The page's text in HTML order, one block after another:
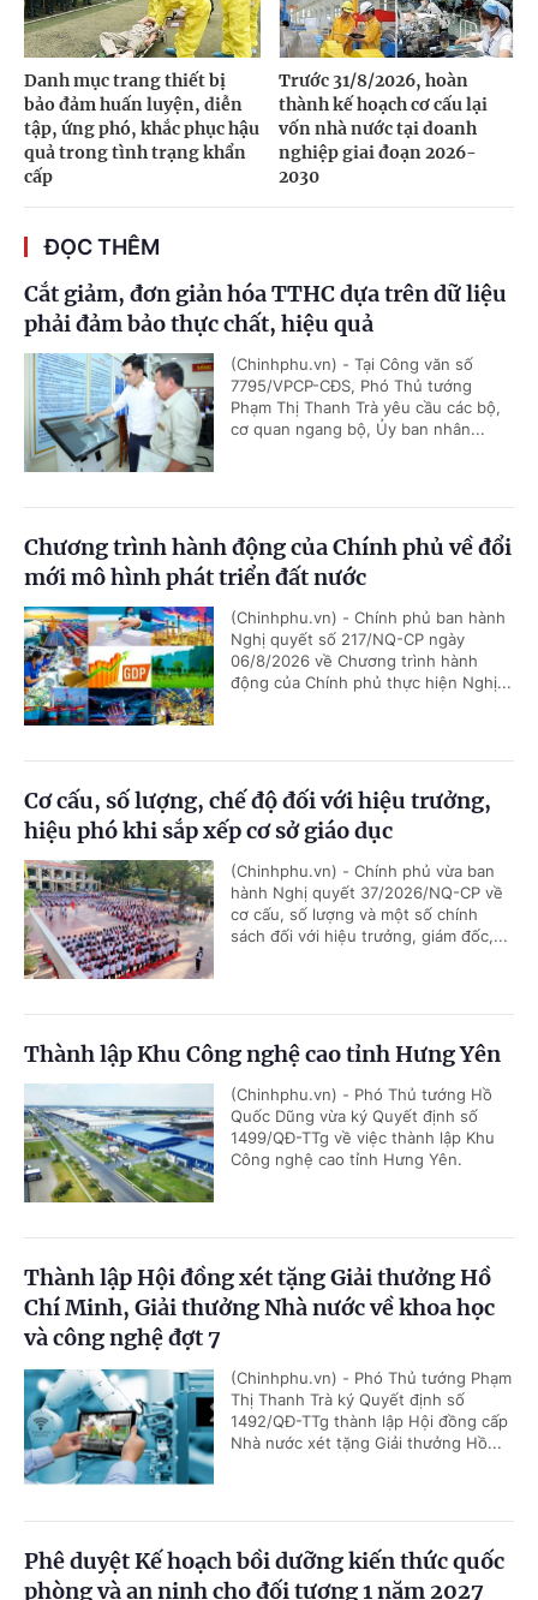
Danh mục trang thiết bị
bảo đảm huấn luyện, diễn
tập, ứng phó, khắc phục hậu
quả trong tình trạng khẩn
cấp
Trước 31/8/2026, hoàn
thành kế hoạch cơ cấu lại
vốn nhà nước tại doanh
nghiệp giai đoạn 2026-
2030
ĐỌC THÊM
Cắt giảm, đơn giản hóa TTHC dựa trên dữ liệu
phải đảm bảo thực chất, hiệu quả
(Chinhphu.vn) - Tại Công văn số
7795/VPCP-CĐS, Phó Thủ tướng
Phạm Thị Thanh Trà yêu cầu các bộ,
cơ quan ngang bộ, Ủy ban nhân...
Chương trình hành động của Chính phủ về đổi
mới mô hình phát triển đất nước
(Chinhphu.vn) - Chính phủ ban hành
Nghị quyết số 217/NQ-CP ngày
06/8/2026 về Chương trình hành
động của Chính phủ thực hiện Nghị...
Cơ cấu, số lượng, chế độ đối với hiệu trưởng,
hiệu phó khi sắp xếp cơ sở giáo dục
(Chinhphu.vn) - Chính phủ vừa ban
hành Nghị quyết 37/2026/NQ-CP về
cơ cấu, số lượng và một số chính
sách đối với hiệu trưởng, giám đốc,...
Thành lập Khu Công nghệ cao tỉnh Hưng Yên
(Chinhphu.vn) - Phó Thủ tướng Hồ
Quốc Dũng vừa ký Quyết định số
1499/QĐ-TTg về việc thành lập Khu
Công nghệ cao tỉnh Hưng Yên.
Thành lập Hội đồng xét tặng Giải thưởng Hồ
Chí Minh, Giải thưởng Nhà nước về khoa học
và công nghệ đợt 7
(Chinhphu.vn) - Phó Thủ tướng Phạm
Thị Thanh Trà ký Quyết định số
1492/QĐ-TTg thành lập Hội đồng cấp
Nhà nước xét tặng Giải thưởng Hồ...
Phê duyệt Kế hoạch bồi dưỡng kiến thức quốc
phòng và an ninh cho đối tượng 1 năm 2027